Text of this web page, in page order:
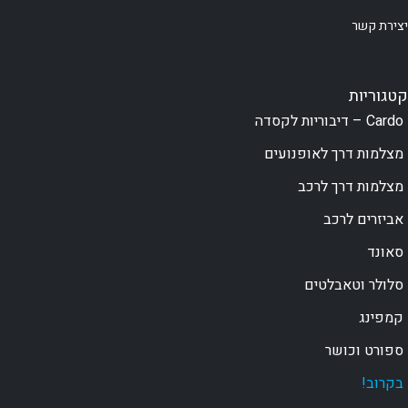
יצירת קשר
קטגוריות
Cardo – דיבוריות לקסדה
מצלמות דרך לאופנועים
מצלמות דרך לרכב
אביזרים לרכב
סאונד
סלולר וטאבלטים
קמפינג
ספורט וכושר
בקרוב!